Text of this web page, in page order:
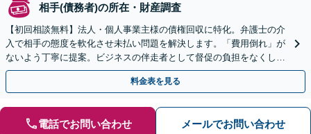
相手(債務者)の所在・財産調査
【初回相談無料】法人・個人事業主様の債権回収に特化。弁護士の介
入で相手の態度を軟化させ未払い問題を解決します。「費用倒れ」が
ないよう丁寧に提案。ビジネスの伴走者として督促の負担をなくし本
業に専念できる環境を守ります。
料金表を見る
電話でお問い合わせ メールでお問い合わせ